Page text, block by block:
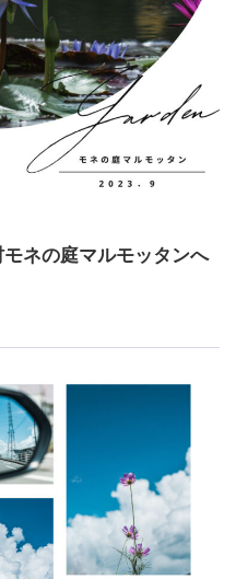
ネの庭マルモッタンへ